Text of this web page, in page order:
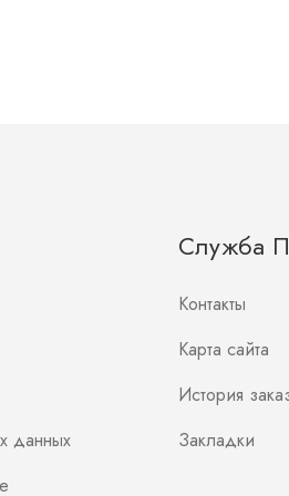
данных
Служба
Контакты
Карта сайта
История
Закладки